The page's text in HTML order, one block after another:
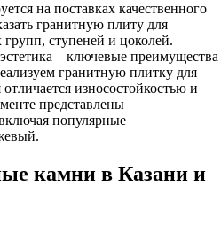
на поставках качественного
гранитную плиту для
ступеней и цоколей.
– ключевые преимущества
гранитную плитку для
износостойкостью и
представлены
популярные
камни в Казани и